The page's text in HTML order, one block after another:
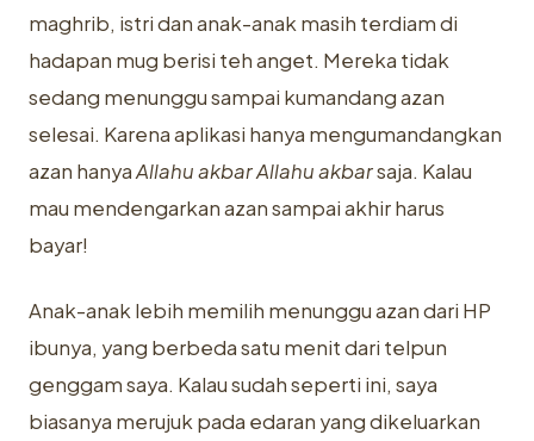
maghrib, istri dan anak-anak masih terdiam di
hadapan mug berisi teh anget. Mereka tidak
sedang menunggu sampai kumandang azan
selesai. Karena aplikasi hanya mengumandangkan
azan hanyaAllahu akbar Allahu akbarsaja. Kalau
mau mendengarkan azan sampai akhir harus
bayar!
Anak-anak lebih memilih menunggu azan dari HP
ibunya, yang berbeda satu menit dari telpun
genggam saya. Kalau sudah seperti ini, saya
biasanya merujuk pada edaran yang dikeluarkan